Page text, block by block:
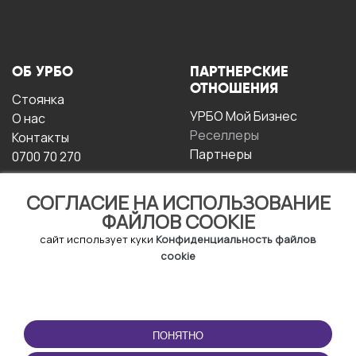
СОГЛАСИЕ НА ИСПОЛЬЗОВАНИЕ
ФАЙЛОВ COOKIE
сайт использует куки Конфиденциальность файлов
cookie
ПОНЯТНО
ОБ УРБО
Стоянка
О нас
Контакты
0700 70 270
ПАРТНЕРСКИЕ
ОТНОШЕНИЯ
УРБО Мой Бизнес
Реселлеры
Партнеры
ЭКСПЛУАТАЦИИ
Условия и положения
ПРИЛОЖЕНИЕ